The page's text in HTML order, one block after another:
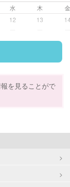
水 木
12 13
を見ることがで